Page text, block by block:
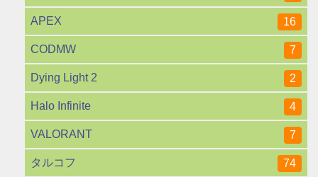
APEX 16
CODMW 7
Dying Light 2 2
Halo Infinite 4
VALORANT 7
タルコフ 74